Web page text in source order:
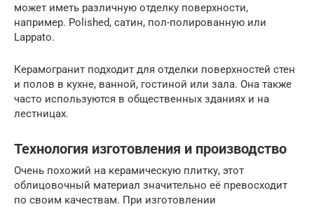
может иметь различную отделку поверхности,
например. Polished, сатин, пол-полированную или
Lappato.
Керамогранит подходит для отделки поверхностей стен
и полов в кухне, ванной, гостиной или зала. Она также
часто используются в общественных зданиях и на
лестницах.
Технология изготовления и производство
Очень похожий на керамическую плитку, этот
облицовочный материал значительно её превосходит
по своим качествам. При изготовлении